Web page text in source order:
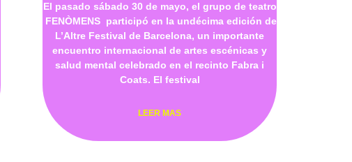
El pasado sábado 30 de mayo, el grupo de teatro
FENÒMENS participó en la undécima edición de
L’Altre Festival de Barcelona, un importante
encuentro internacional de artes escénicas y
salud mental celebrado en el recinto Fabra i
Coats. El festival
LEER MAS